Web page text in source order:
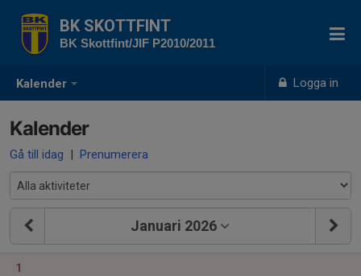
Kalender Logga in
BK SKOTTFINT
BK Skottfint/JIF P2010/2011
Kalender
Gå till idag | Prenumerera
Januari 2026
1